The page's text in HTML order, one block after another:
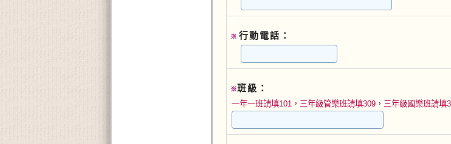
※ 行動電話：
※班級：
一年一班請填101，三年級管樂班請填309，三年級國樂班請填